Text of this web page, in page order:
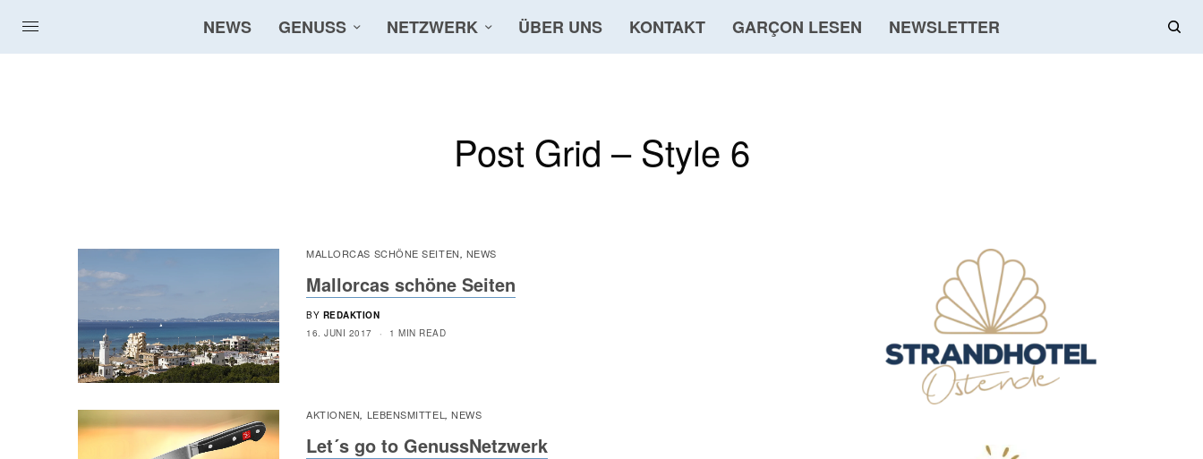
NEWS GENUSS NETZWERK ÜBER UNS KONTAKT GARÇON LESEN NEWSLETTER
Post Grid – Style 6
MALLORCAS SCHÖNE SEITEN, NEWS
Mallorcas schöne Seiten
BY REDAKTION
16. JUNI 2017
1 MIN READ
AKTIONEN, LEBENSMITTEL ,NEWS
Let´s go to GenussNetzwerk